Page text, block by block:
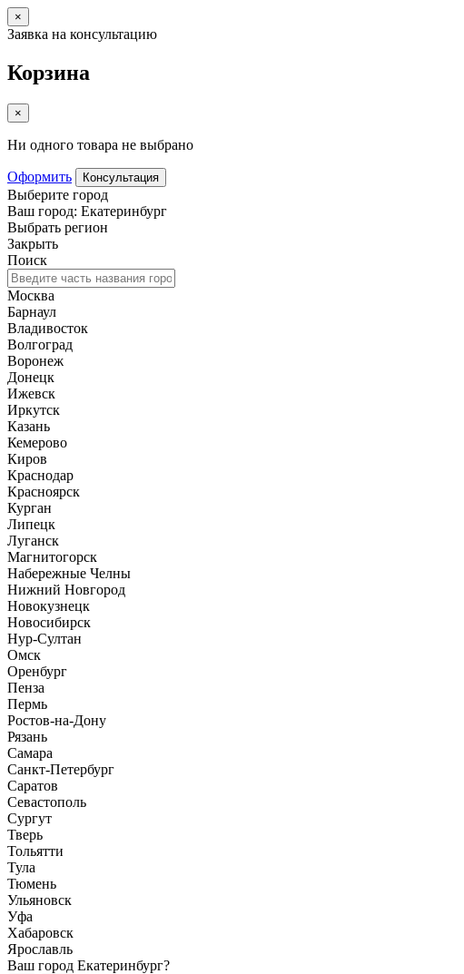
×
Заявка на консультацию
Корзина
×
Ни одного товара не выбрано
Оформить Консультация
Выберите город
Ваш город: Екатеринбург
Выбрать регион
Закрыть
Поиск
Москва
Барнаул
Владивосток
Волгоград
Воронеж
Донецк
Ижевск
Иркутск
Казань
Кемерово
Киров
Краснодар
Красноярск
Курган
Липецк
Луганск
Магнитогорск
Набережные Челны
Нижний Новгород
Новокузнецк
Новосибирск
Нур-Султан
Омск
Оренбург
Пенза
Пермь
Ростов-на-Дону
Рязань
Самара
Санкт-Петербург
Саратов
Севастополь
Сургут
Тверь
Тольятти
Тула
Тюмень
Ульяновск
Уфа
Хабаровск
Ярославль
Ваш город Екатеринбург?